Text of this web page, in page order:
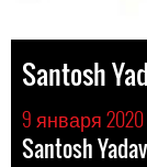
Santosh
9 января 2020
Santosh